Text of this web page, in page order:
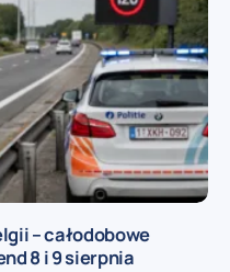
– całodobowe
8 i 9 sierpnia